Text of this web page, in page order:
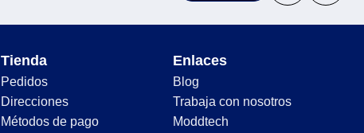
Tienda
Pedidos
Direcciones
Métodos de pago
Enlaces
Blog
Trabaja con nosotros
Moddtech